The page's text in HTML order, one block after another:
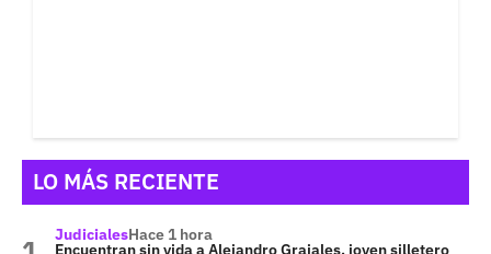
LO MÁS RECIENTE
JudicialesHace 1 hora
Encuentran sin vida a Alejandro Grajales, joven silletero